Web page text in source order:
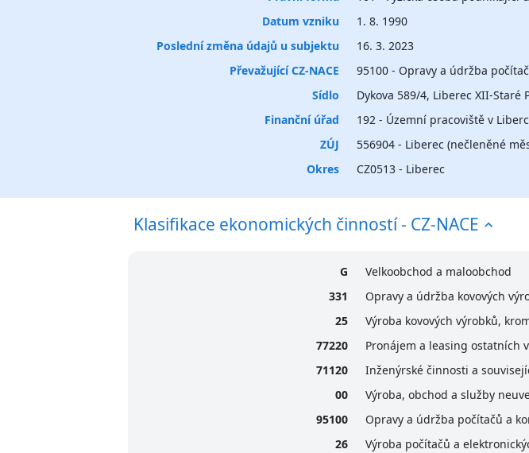
Datum vzniku
1. 8. 1990
Poslední změna údajů u subjektu
16. 3. 2023
Převažující CZ-NACE
95100 - Opravy a údržba
Sídlo
Dykova 589/4, Liberec XII-Staré
Finanční úřad
192 - Územní pracoviště v
ZÚJ
556904 - Liberec (nečleněné
Okres
CZ0513 - Liberec
Klasifikace ekonomických činností - CZ-NACE
G
Velkoobchod a maloobchod
331
Opravy a údržba kovových
25
Výroba kovových výrobků,
77220
Pronájem a leasing ostatních
71120
Inženýrské činnosti a
00
Výroba, obchod a služby
95100
Opravy a údržba počítačů a
26
Výroba počítačů a